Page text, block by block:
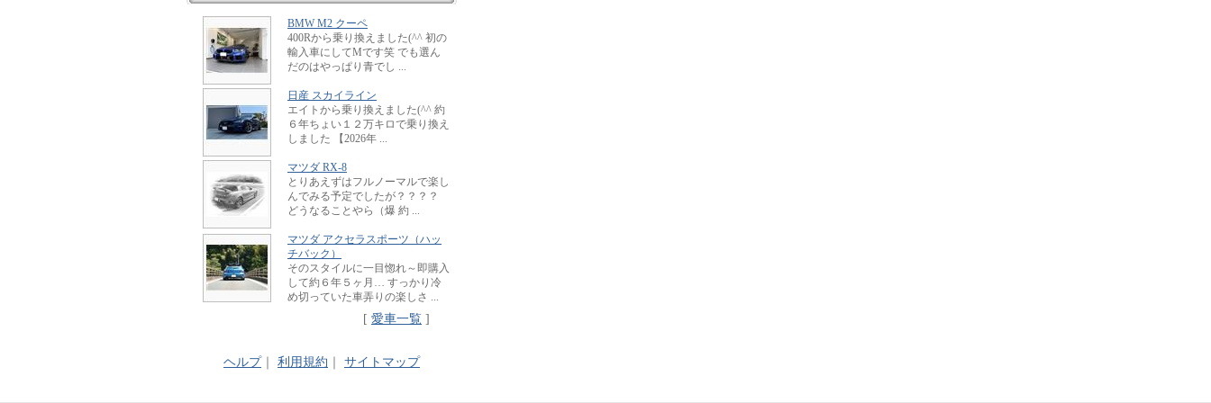
BMW M2 クーペ
400Rから乗り換えました(^^ 初の
輸入車にしてMです笑 でも選ん
だのはやっぱり青でし ...
日産 スカイライン
エイトから乗り換えました(^^ 約
６年ちょい１２万キロで乗り換え
しました 【2026年 ...
マツダ RX-8
とりあえずはフルノーマルで楽し
んでみる予定でしたが？？？？
どうなることやら（爆 約 ...
マツダ アクセラスポーツ（ハッ
チバック）
そのスタイルに一目惚れ～即購入
して約６年５ヶ月… すっかり冷
め切っていた車弄りの楽しさ ...
[ 愛車一覧 ]
ヘルプ 利用規約 サイトマップ